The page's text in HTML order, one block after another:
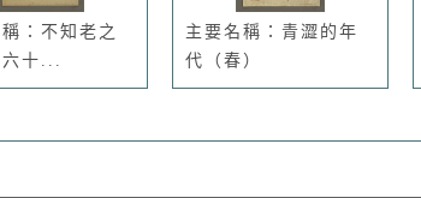
：不知老之
六十...
主要名稱：青澀的年
代（春）